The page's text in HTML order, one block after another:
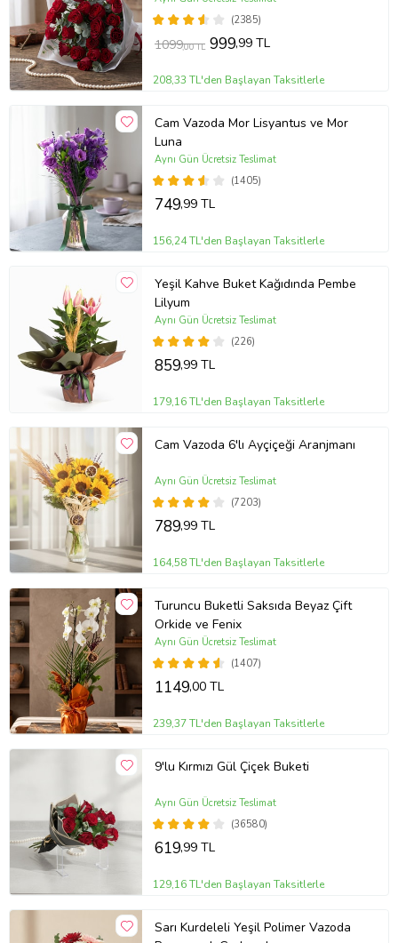
(2385)
1099,00 TL 999,99 TL
208,33 TL'den Başlayan Taksitlerle
Cam Vazoda Mor Lisyantus ve Mor
Luna
(1405)
Aynı Gün Ücretsiz Teslimat
749,99 TL
156,24 TL'den Başlayan Taksitlerle
Yeşil Kahve Buket Kağıdında Pembe
Lilyum
(226)
Aynı Gün Ücretsiz Teslimat
859,99 TL
179,16 TL'den Başlayan Taksitlerle
Cam Vazoda 6'lı Ayçiçeği Aranjmanı
(7203)
Aynı Gün Ücretsiz Teslimat
789,99 TL
164,58 TL'den Başlayan Taksitlerle
Turuncu Buketli Saksıda Beyaz Çift
Orkide ve Fenix
(1407)
Aynı Gün Ücretsiz Teslimat
1149,00 TL
239,37 TL'den Başlayan Taksitlerle
9'lu Kırmızı Gül Çiçek Buketi
(36580)
Aynı Gün Ücretsiz Teslimat
619,99 TL
129,16 TL'den Başlayan Taksitlerle
Sarı Kurdeleli Yeşil Polimer Vazoda